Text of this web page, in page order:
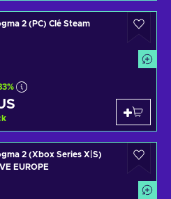
2 (PC) Clé Steam
2 (Xbox Series X|S)
EUROPE